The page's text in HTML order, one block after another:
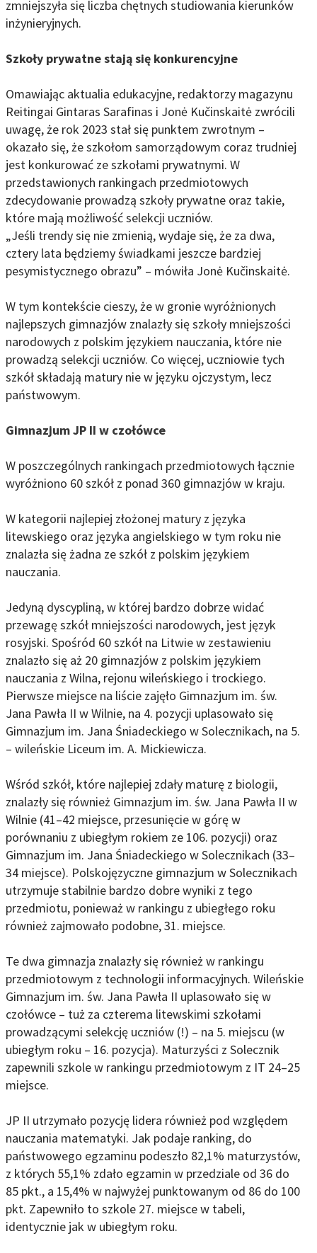
zmniejszyła się liczba chętnych studiowania kierunków
inżynieryjnych.
Szkoły prywatne stają się konkurencyjne
Omawiając aktualia edukacyjne, redaktorzy magazynu
Reitingai Gintaras Sarafinas i Jonė Kučinskaitė zwrócili
uwagę, że rok 2023 stał się punktem zwrotnym –
okazało się, że szkołom samorządowym coraz trudniej
jest konkurować ze szkołami prywatnymi. W
przedstawionych rankingach przedmiotowych
zdecydowanie prowadzą szkoły prywatne oraz takie,
które mają możliwość selekcji uczniów.
„Jeśli trendy się nie zmienią, wydaje się, że za dwa,
cztery lata będziemy świadkami jeszcze bardziej
pesymistycznego obrazu” – mówiła Jonė Kučinskaitė.
W tym kontekście cieszy, że w gronie wyróżnionych
najlepszych gimnazjów znalazły się szkoły mniejszości
narodowych z polskim językiem nauczania, które nie
prowadzą selekcji uczniów. Co więcej, uczniowie tych
szkół składają matury nie w języku ojczystym, lecz
państwowym.
Gimnazjum JP II w czołówce
W poszczególnych rankingach przedmiotowych łącznie
wyróżniono 60 szkół z ponad 360 gimnazjów w kraju.
W kategorii najlepiej złożonej matury z języka
litewskiego oraz języka angielskiego w tym roku nie
znalazła się żadna ze szkół z polskim językiem
nauczania.
Jedyną dyscypliną, w której bardzo dobrze widać
przewagę szkół mniejszości narodowych, jest język
rosyjski. Spośród 60 szkół na Litwie w zestawieniu
znalazło się aż 20 gimnazjów z polskim językiem
nauczania z Wilna, rejonu wileńskiego i trockiego.
Pierwsze miejsce na liście zajęło Gimnazjum im. św.
Jana Pawła II w Wilnie, na 4. pozycji uplasowało się
Gimnazjum im. Jana Śniadeckiego w Solecznikach, na 5.
– wileńskie Liceum im. A. Mickiewicza.
Wśród szkół, które najlepiej zdały maturę z biologii,
znalazły się również Gimnazjum im. św. Jana Pawła II w
Wilnie (41–42 miejsce, przesunięcie w górę w
porównaniu z ubiegłym rokiem ze 106. pozycji) oraz
Gimnazjum im. Jana Śniadeckiego w Solecznikach (33–
34 miejsce). Polskojęzyczne gimnazjum w Solecznikach
utrzymuje stabilnie bardzo dobre wyniki z tego
przedmiotu, ponieważ w rankingu z ubiegłego roku
również zajmowało podobne, 31. miejsce.
Te dwa gimnazja znalazły się również w rankingu
przedmiotowym z technologii informacyjnych. Wileńskie
Gimnazjum im. św. Jana Pawła II uplasowało się w
czołówce – tuż za czterema litewskimi szkołami
prowadzącymi selekcję uczniów (!) – na 5. miejscu (w
ubiegłym roku – 16. pozycja). Maturzyści z Solecznik
zapewnili szkole w rankingu przedmiotowym z IT 24–25
miejsce.
JP II utrzymało pozycję lidera również pod względem
nauczania matematyki. Jak podaje ranking, do
państwowego egzaminu podeszło 82,1% maturzystów,
z których 55,1% zdało egzamin w przedziale od 36 do
85 pkt., a 15,4% w najwyżej punktowanym od 86 do 100
pkt. Zapewniło to szkole 27. miejsce w tabeli,
identycznie jak w ubiegłym roku.